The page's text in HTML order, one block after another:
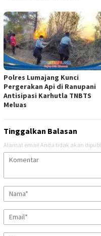
Polres Lumajang Kunci
Pergerakan Api di Ranupani
Antisipasi Karhutla TNBTS
Meluas
Tinggalkan Balasan
Alamat email Anda tidak akan